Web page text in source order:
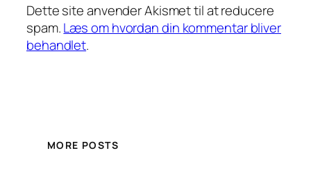
Dette site anvender Akismet til at reducere
spam.Læs om hvordan din kommentar bliver
behandlet.
MORE POSTS